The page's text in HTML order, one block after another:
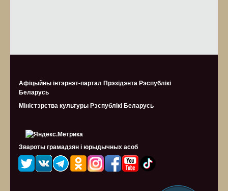
Афіцыйны інтэрнэт-партал Прэзідэнта Рэспублікі
Беларусь
Міністэрства культуры Рэспублiкi Беларусь
Звароты грамадзян і юрыдычных асоб